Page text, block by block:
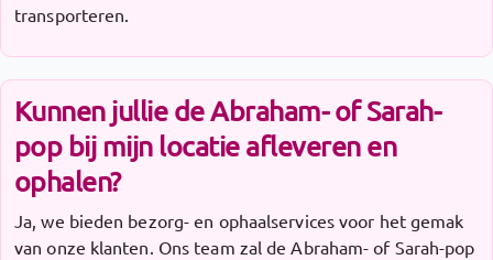
transporteren.
Kunnen jullie de Abraham- of Sarah-
pop bij mijn locatie afleveren en
ophalen?
Ja, we bieden bezorg- en ophaalservices voor het gemak
van onze klanten. Ons team zal de Abraham- of Sarah-pop